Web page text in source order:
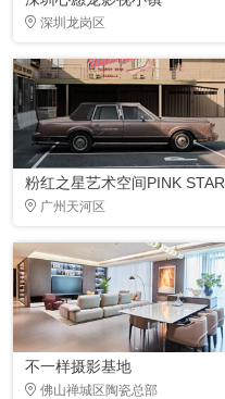
深圳龙岗区
粉红之星艺术空间PINK STAR
广州天河区
不一样摄影基地
佛山禅城区陶瓷总部